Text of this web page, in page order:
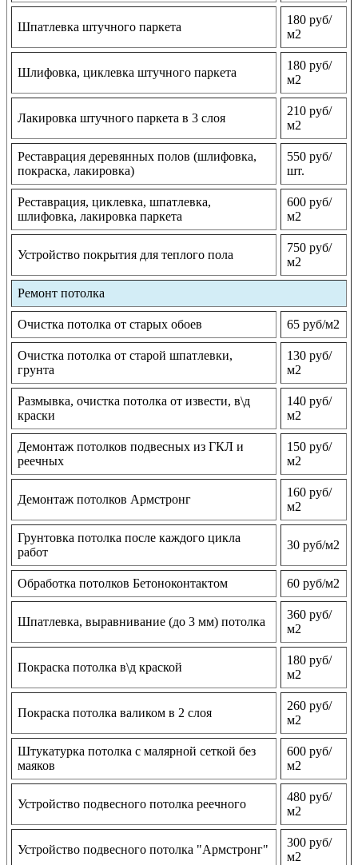
Шпатлевка штучного паркета
180 руб/
м2
Шлифовка, циклевка штучного паркета
180 руб/
м2
Лакировка штучного паркета в 3 слоя
210 руб/
м2
Реставрация деревянных полов (шлифовка,
покраска, лакировка)
550 руб/
шт.
Реставрация, циклевка, шпатлевка,
шлифовка, лакировка паркета
600 руб/
м2
Устройство покрытия для теплого пола
750 руб/
м2
Ремонт потолка
Очистка потолка от старых обоев 65 руб/м2
Очистка потолка от старой шпатлевки,
грунта
130 руб/
м2
Размывка, очистка потолка от извести, в\д
краски
140 руб/
м2
Демонтаж потолков подвесных из ГКЛ и
реечных
150 руб/
м2
Демонтаж потолков Армстронг
160 руб/
м2
Грунтовка потолка после каждого цикла
работ
30 руб/м2
Обработка потолков Бетоноконтактом 60 руб/м2
Шпатлевка, выравнивание (до 3 мм) потолка
360 руб/
м2
Покраска потолка в\д краской
180 руб/
м2
Покраска потолка валиком в 2 слоя
260 руб/
м2
Штукатурка потолка с малярной сеткой без
маяков
600 руб/
м2
Устройство подвесного потолка реечного
480 руб/
м2
Устройство подвесного потолка "Армстронг"
300 руб/
м2